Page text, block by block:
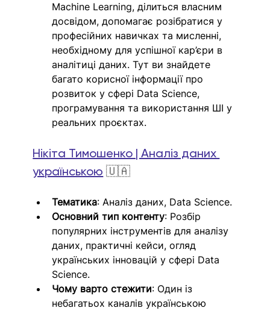
Machine Learning, ділиться власним
досвідом, допомагає розібратися у
професійних навичках та мисленні,
необхідному для успішної кар’єри в
аналітиці даних. Тут ви знайдете
багато корисної інформації про
розвиток у сфері Data Science,
програмування та використання ШІ у
реальних проєктах.
Нікіта Тимошенко | Аналіз даних
українською 🇺🇦
Тематика: Аналіз даних, Data Science.
Основний тип контенту: Розбір
популярних інструментів для аналізу
даних, практичні кейси, огляд
українських інновацій у сфері Data
Science.
Чому варто стежити: Один із
небагатьох каналів українською